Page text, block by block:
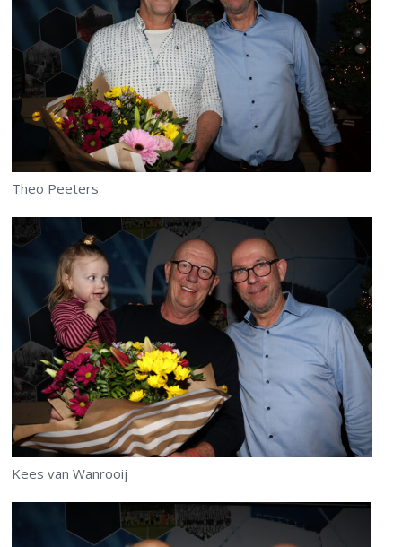
Theo Peeters
Kees van Wanrooij